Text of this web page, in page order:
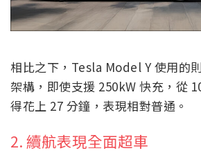
相比之下，Tesla Model Y 使用的
架構，即使支援 250kW 快充，從
得花上 27 分鐘，表現相對普通。
2. 續航表現全面超車